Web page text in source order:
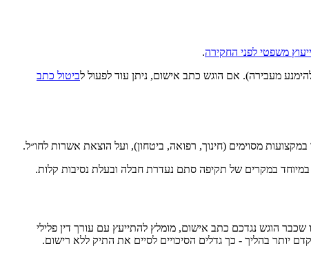
ייעוץ משפטי לפני החקירה.
מעבירה). אם הוגש כתב אישום, ניתן עוד לפעול לביטול כתב
מסוימים (חינוך, רפואה, ביטחון), ועל הוצאת אשרות לחו״ל.
במקרים של תקיפה סתם נעדרת חבלה ובעלת נסיבות קלות.
הוגש נגדכם כתב אישום, מומלץ להתייעץ עם עורך דין פלילי
יותר בהליך - כך גדלים הסיכויים לסיים את התיק ללא רישום.